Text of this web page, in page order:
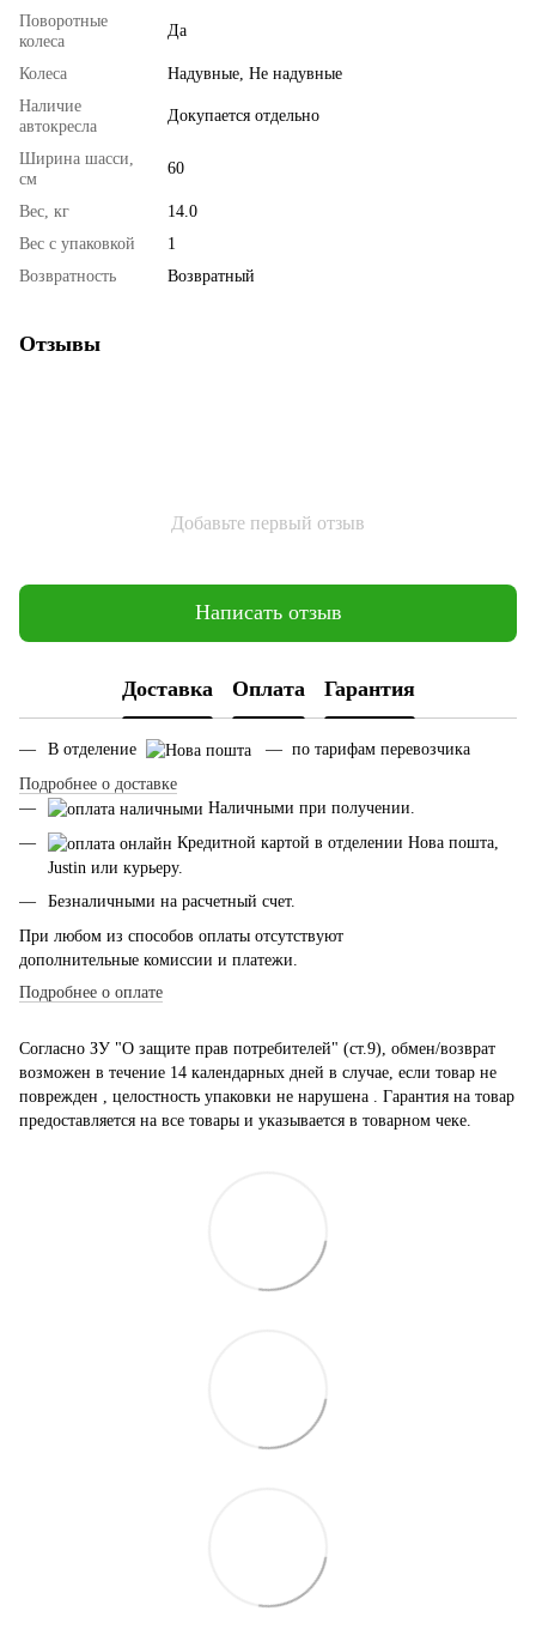
Поворотные
колеса
Да
Колеса
Надувные, Не надувные
Наличие
автокресла
Докупается отдельно
Ширина шасси,
см
60
Вес, кг
14.0
Вес с упаковкой
1
Возвратность
Возвратный
Отзывы
Добавьте первый отзыв
Написать отзыв
Доставка Оплата Гарантия
В отделение
— по тарифам перевозчика
Подробнее о доставке
Наличными при получении.
Кредитной картой в отделении Нова пошта,
Justin или курьеру.
Безналичными на расчетный счет.
При любом из способов оплаты отсутствуют
дополнительные комиссии и платежи.
Подробнее о оплате
Согласно ЗУ "О защите прав потребителей" (ст.9), обмен/возврат
возможен в течение 14 календарных дней в случае, если товар не
поврежден , целостность упаковки не нарушена . Гарантия на товар
предоставляется на все товары и указывается в товарном чеке.